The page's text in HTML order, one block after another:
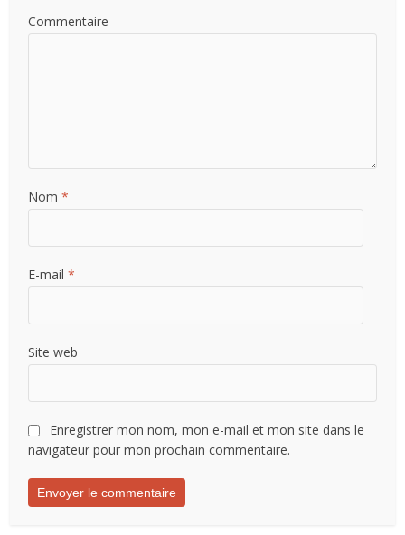
Commentaire
Nom*
E-mail*
Site web
Enregistrer mon nom, mon e-mail et mon site dans le
navigateur pour mon prochain commentaire.